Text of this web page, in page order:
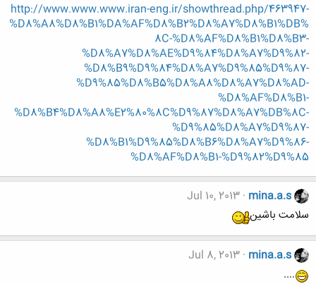
http://www.www.www.iran-eng.ir/showthread.php/463947-
%D8%A8%D8%B1%DA%AF%D8%B2%D8%A7%D8%B1%DB%
8C-%D8%AF%D8%B1%D8%B3-
%D8%A7%D8%AE%D9%84%D8%A7%D9%82-
%D8%B9%D9%84%D8%A7%D9%85%D9%87-
%D9%85%D8%B5%D8%A8%D8%A7%D8%AD-
%D8%AF%D8%B1-
%D8%B4%D8%A8%E2%80%8C%D9%87%D8%A7%DB%8C-
%D9%85%D8%A7%D9%87-
%D8%B1%D9%85%D8%B6%D8%A7%D9%86-
%D8%AF%D8%B1-%D9%82%D9%85
mina.a.s
Jul 10, 2013
سلامت باشین
mina.a.s
Jul 8, 2013
....